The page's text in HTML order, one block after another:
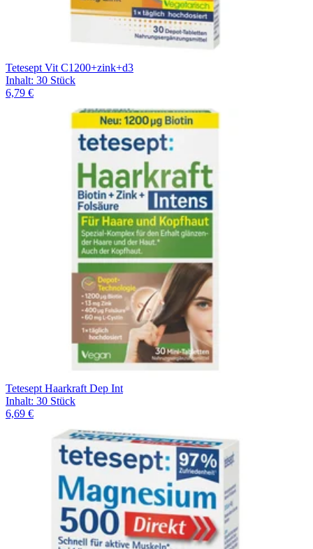
Tetesept Vit C1200+zink+d3
Inhalt: 30 Stück
6,79 €
Tetesept Haarkraft Dep Int
Inhalt: 30 Stück
6,69 €